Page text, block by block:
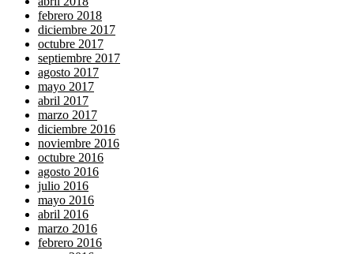
febrero 2018
diciembre 2017
octubre 2017
septiembre 2017
agosto 2017
mayo 2017
abril 2017
marzo 2017
diciembre 2016
noviembre 2016
octubre 2016
agosto 2016
julio 2016
mayo 2016
abril 2016
marzo 2016
febrero 2016